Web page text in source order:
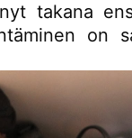
takana
on